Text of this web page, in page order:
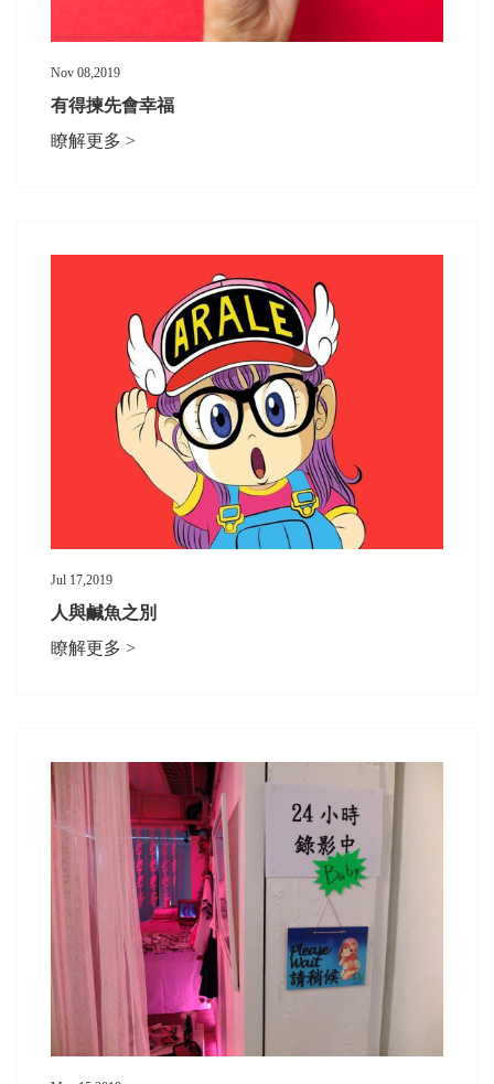
Nov 08,2019
有得揀先會幸福
瞭解更多 >
Jul 17,2019
人與鹹魚之別
瞭解更多 >